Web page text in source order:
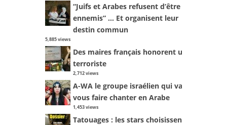
“Juifs et Arabes refusent d’être
ennemis” … Et organisent leur
destin commun
5,885 views
Des maires français honorent un
terroriste
2,712 views
A-WA le groupe israélien qui va
vous faire chanter en Arabe
1,453 views
Tatouages : les stars choisissent